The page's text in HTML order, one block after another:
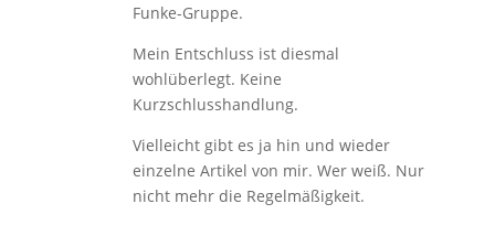
Funke-Gruppe.
Mein Entschluss ist diesmal
wohlüberlegt. Keine
Kurzschlusshandlung.
Vielleicht gibt es ja hin und wieder
einzelne Artikel von mir. Wer weiß. Nur
nicht mehr die Regelmäßigkeit.